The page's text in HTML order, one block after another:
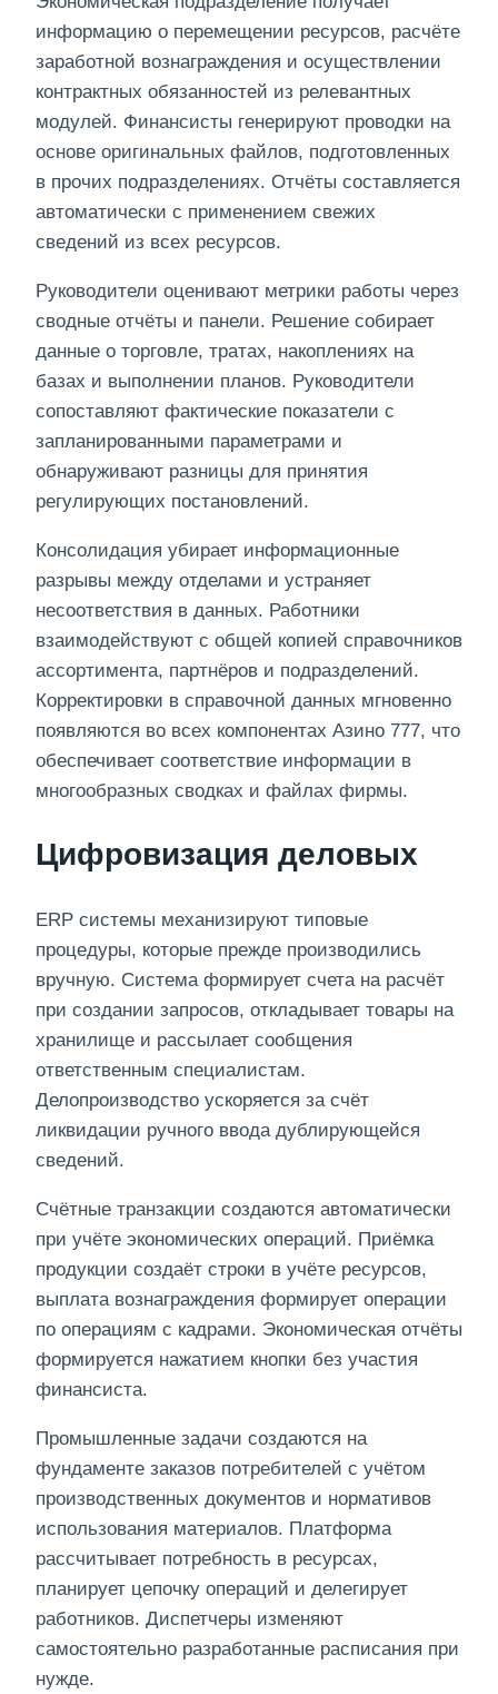
информацию о перемещении ресурсов, расчёте
заработной вознаграждения и осуществлении
контрактных обязанностей из релевантных
модулей. Финансисты генерируют проводки на
основе оригинальных файлов, подготовленных
в прочих подразделениях. Отчёты составляется
автоматически с применением свежих
сведений из всех ресурсов.
Руководители оценивают метрики работы через
сводные отчёты и панели. Решение собирает
данные о торговле, тратах, накоплениях на
базах и выполнении планов. Руководители
сопоставляют фактические показатели с
запланированными параметрами и
обнаруживают разницы для принятия
регулирующих постановлений.
Консолидация убирает информационные
разрывы между отделами и устраняет
несоответствия в данных. Работники
взаимодействуют с общей копией справочников
ассортимента, партнёров и подразделений.
Корректировки в справочной данных мгновенно
появляются во всех компонентах Азино 777, что
обеспечивает соответствие информации в
многообразных сводках и файлах фирмы.
Цифровизация деловых
ERP системы механизируют типовые
процедуры, которые прежде производились
вручную. Система формирует счета на расчёт
при создании запросов, откладывает товары на
хранилище и рассылает сообщения
ответственным специалистам.
Делопроизводство ускоряется за счёт
ликвидации ручного ввода дублирующейся
сведений.
Счётные транзакции создаются автоматически
при учёте экономических операций. Приёмка
продукции создаёт строки в учёте ресурсов,
выплата вознаграждения формирует операции
по операциям с кадрами. Экономическая отчёты
формируется нажатием кнопки без участия
финансиста.
Промышленные задачи создаются на
фундаменте заказов потребителей с учётом
производственных документов и нормативов
использования материалов. Платформа
рассчитывает потребность в ресурсах,
планирует цепочку операций и делегирует
работников. Диспетчеры изменяют
самостоятельно разработанные расписания при
нужде.